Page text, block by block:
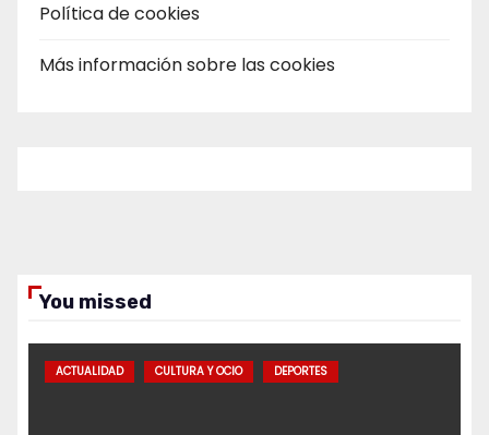
Política de cookies
Más información sobre las cookies
You missed
ACTUALIDAD CULTURA Y OCIO DEPORTES